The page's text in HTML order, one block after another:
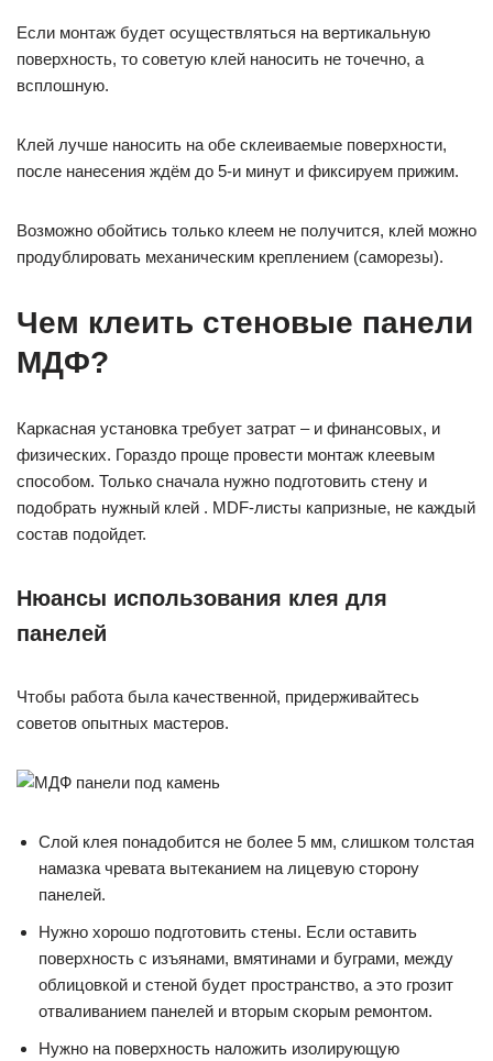
Если монтаж будет осуществляться на вертикальную
поверхность, то советую клей наносить не точечно, а
всплошную.
Клей лучше наносить на обе склеиваемые поверхности,
после нанесения ждём до 5-и минут и фиксируем прижим.
Возможно обойтись только клеем не получится, клей можно
продублировать механическим креплением (саморезы).
Чем клеить стеновые панели
МДФ?
Каркасная установка требует затрат – и финансовых, и
физических. Гораздо проще провести монтаж клеевым
способом. Только сначала нужно подготовить стену и
подобрать нужный клей . MDF-листы капризные, не каждый
состав подойдет.
Нюансы использования клея для
панелей
Чтобы работа была качественной, придерживайтесь
советов опытных мастеров.
Слой клея понадобится не более 5 мм, слишком толстая
намазка чревата вытеканием на лицевую сторону
панелей.
Нужно хорошо подготовить стены. Если оставить
поверхность с изъянами, вмятинами и буграми, между
облицовкой и стеной будет пространство, а это грозит
отваливанием панелей и вторым скорым ремонтом.
Нужно на поверхность наложить изолирующую